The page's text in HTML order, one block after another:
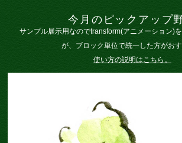
今月のピックアップ
サンプル展示用なのでtransform(アニメーション)
が、ブロック単位で統一した方がおす
使い方の説明はこちら。